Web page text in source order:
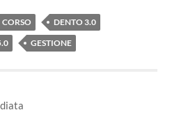
CORSO
DENTO 3.0
GESTIONE